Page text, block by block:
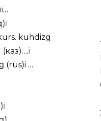
kuhdizg
(rus)i …